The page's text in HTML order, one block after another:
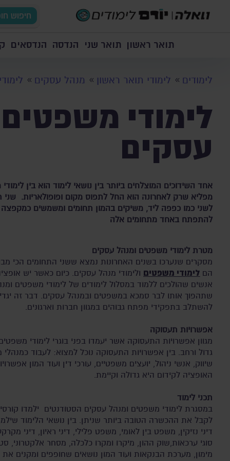
חיפוש
תואר ראשון תואר שני הנדסה הנדסאים
לימודים לימודי תואר ראשון מנהל עסקים
לימודי
עסקים
אחד השידוכים המוצלחים ביותר בין נושאי לימוד הוא בין
מפליא שרק לאחרונה הוא החל לתפוס מקום ופופולאריות.
לשני כמו כפפה ליד, משיקים בהמון תחומים ומשמשים כמקפצה
להתפתח באחד מתחומים אלה
מטרת לימודי משפטים ומנהל עסקים
מסקרים שנערכו בשנים האחרונות נמצא ששני התחומים הכי
הם לימודי משפטים ולימודי מנהל עסקים. כיום כאשר יש
אנשים שהולכים ללמוד במסלול לימודים של לימודי משפטים
שתהפוך אותו לבר סמכא במשפטים ובמנהל עסקים. דבר זה
להשתלב בתפקידי מפתח גבוהים במגוון חברות וארגונים.
אפשרויות תעסוקה
מגוון אפשרויות התעסוקה אשר יעמדו בפני בוגרי לימודי
גדול ורחב. בין אפשרויות התעסוקה נוכל למצוא: לעבוד
שיווק, אנשי ניהול, יועצים משפטיים, עורכי דין ועוד המון
האופציה לקידום היא גדולה וקיימת.
תכני לימוד
לקבל את ההכשרה הטובה ביותר שניתן. בין נושאי הלימוד
דיני נזיקין, משפט בין לאומי, משפט פלילי, דיני ראיון, דיני
סוגי ערכאות,שוק ההון, מיקרו ומקרו כלכלה, מסחר אלקטרוני,